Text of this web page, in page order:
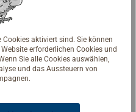
Cookies aktiviert sind. Sie können
erforderlichen Cookies und
Sie alle Cookies auswählen,
und das Aussteuern von